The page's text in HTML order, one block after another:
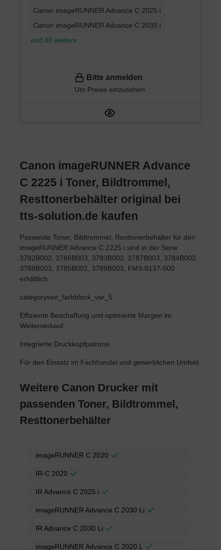
Canon imageRUNNER Advance C 2025 i
Canon imageRUNNER Advance C 2030 i
und 48 weitere
Bitte anmelden
Um Preise einzusehen
Canon imageRUNNER Advance
C 2225 i Toner, Bildtrommel,
Resttonerbehälter original bei
tts-solution.de kaufen
Passende Toner, Bildtrommel, Resttonerbehälter für den
imageRUNNER Advance C 2225 i sind in der Serie
3782B002, 3786B003, 3783B002, 3787B003, 3784B002,
3788B003, 3785B002, 3789B003, FM3-8137-000
erhältlich.
categoryseo_farbblock_var_5
Effiziente Beschaffung und optimierte Margen im
Weiterverkauf.
Integrierte Druckkopfpatrone.
Für den Einsatz im Fachhandel und gewerblichen Umfeld.
Weitere Canon Drucker mit
passenden Toner, Bildtrommel,
Resttonerbehälter
imageRUNNER C 2020
IR-C 2020
IR Advance C 2025 i
imageRUNNER Advance C 2030 Li
IR Advance C 2030 Li
imageRUNNER Advance C 2020 L